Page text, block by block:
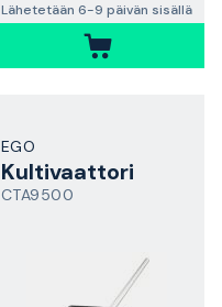
Lähetetään 6-9 päivän sisällä
EGO
Kultivaattori
CTA9500